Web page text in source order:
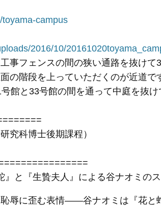
campus
2016/10/
事フェンスの間の狭い通路を抜けて
の階段を上っていただくのが近道で
館と33号館の間を通って中庭を抜け
究科博士後期課程）
と『生贄夫人』による谷ナオミの
辱に歪む表情――谷ナオミは『花と